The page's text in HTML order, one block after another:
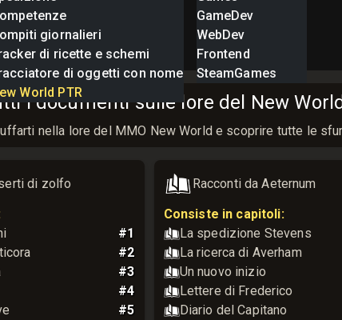
giornalieri
di ricette e schemi
di oggetti con nome
World PTR
GameDev
WebDev
Frontend
SteamGames
i documenti sulle lore del New
nella lore del MMO New World e scoprire tutte le
di zolfo
#1
#2
#3
#4
#5
Racconti da Aeternum
Consiste in capitoli:
La spedizione Stevens
La ricerca di Averham
Un nuovo inizio
Lettere di Frederico
Diario del Capitano